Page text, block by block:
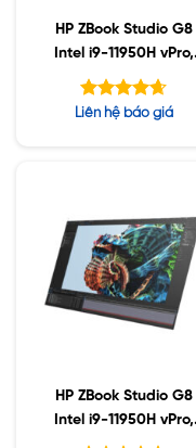
HP ZBook Studio G8
Intel i9-11950H vPro,
32GB, Nvidia A3000
FHD, Win10
Được xếp
Liên hệ báo giá
HP ZBook Studio G8
Intel i9-11950H vPro,
32GB, Nvidia RTX3070